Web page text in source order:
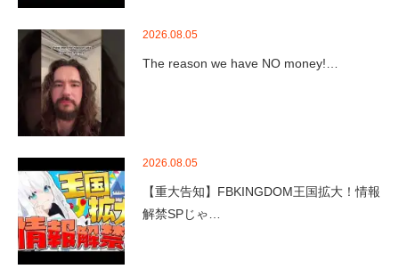
2026.08.05
The reason we have NO money!…
2026.08.05
【重大告知】FBKINGDOM王国拡大！情報
解禁SPじゃ…